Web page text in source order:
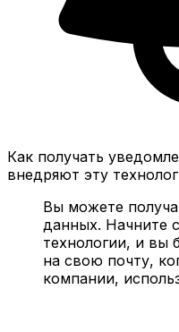
Как получать
внедряют эту
Вы можете
данных. Начните
технологии, и вы
на свою почту,
компании,